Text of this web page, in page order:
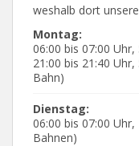
weshalb dort
Montag:
06:00 bis 07:00
21:00 bis 21:40
Bahn)
Dienstag:
06:00 bis 07:00
Bahnen)